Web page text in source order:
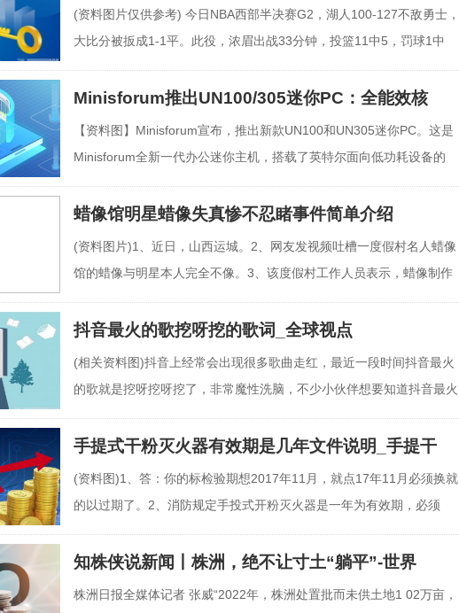
(资料图片仅供参考) 今日NBA西部半决赛G2，湖人100-127不敌勇士，
大比分被扳成1-1平。此役，浓眉出战33分钟，投篮11中5，罚球1中
1，三节拿
Minisforum推出UN100/305迷你PC：全能效核
CPU，
【资料图】Minisforum宣布，推出新款UN100和UN305迷你PC。这是
Minisforum全新一代办公迷你主机，搭载了英特尔面向低功耗设备的
Alder Lake-
蜡像馆明星蜡像失真惨不忍睹事件简单介绍
(资料图片)1、近日，山西运城。2、网友发视频吐槽一度假村名人蜡像
馆的蜡像与明星本人完全不像。3、该度假村工作人员表示，蜡像制作
工艺比
抖音最火的歌挖呀挖的歌词_全球视点
(相关资料图)抖音上经常会出现很多歌曲走红，最近一段时间抖音最火
的歌就是挖呀挖呀挖了，非常魔性洗脑，不少小伙伴想要知道抖音最火
的歌挖
手提式干粉灭火器有效期是几年文件说明_手提干
(资料图)1、答：你的标检验期想2017年11月，就点17年11月必须换就
的以过期了。2、消防规定手投式开粉灭火器是一年为有效期，必须
换，不然消
知株侠说新闻丨株洲，绝不让寸土“躺平”-世界
株洲日报全媒体记者 张威“2022年，株洲处置批而未供土地1 02万亩，